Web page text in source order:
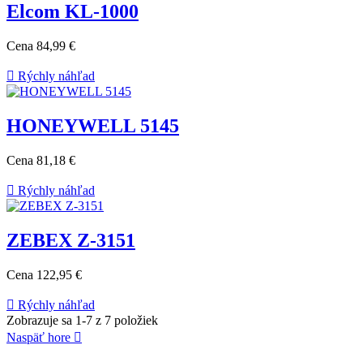
Elcom KL-1000
Cena 84,99 €
 Rýchly náhľad
HONEYWELL 5145
Cena 81,18 €
 Rýchly náhľad
ZEBEX Z-3151
Cena 122,95 €
 Rýchly náhľad
Zobrazuje sa 1-7 z 7 položiek
Naspäť hore 